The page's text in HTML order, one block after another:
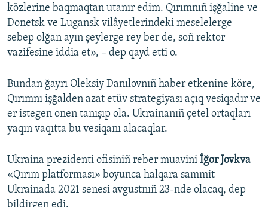
közlerine baqmaqtan utanır edim. Qırımnıñ işğaline ve
Donetsk ve Lugansk vilâyetlerindeki meselelerge
sebep olğan ayın şeylerge rey ber de, soñ rektor
vazifesine iddia et», – dep qayd etti o.
Bundan ğayrı Oleksiy Danılovnıñ haber etkenine köre,
Qırımnı işğalden azat etüv strategiyası açıq vesiqadır ve
er istegen onen tanışıp ola. Ukrainanıñ çetel ortaqları
yaqın vaqıtta bu vesiqanı alacaqlar.
Ukraina prezidenti ofisiniñ reber muavini İğor Jovkva
«Qırım platforması» boyunca halqara sammit
Ukrainada 2021 senesi avgustnıñ 23-nde olacaq, dep